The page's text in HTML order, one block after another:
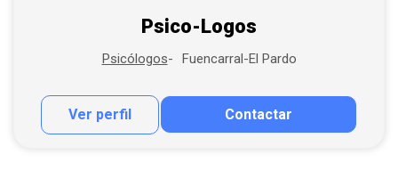
Psico-Logos
Psicólogos Fuencarral-El Pardo
Ver perfil Contactar
Contactar por correo